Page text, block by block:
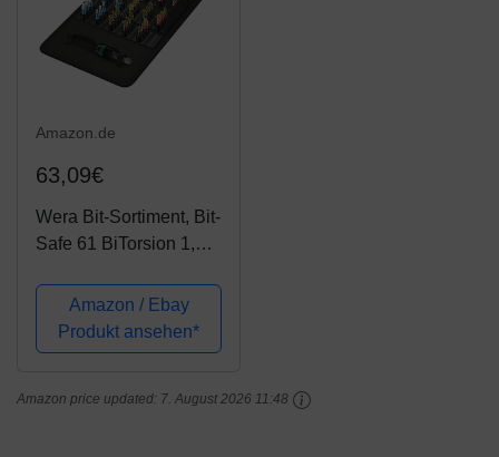
Amazon.de
63,09€
Wera Bit-Sortiment, Bit-
Safe 61 BiTorsion 1,
Amazon / Ebay
Produkt ansehen*
Amazon price updated: 7. August 2026 11:48